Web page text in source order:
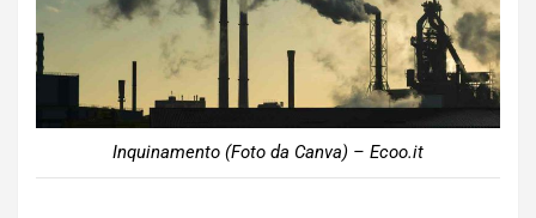
Inquinamento (Foto da Canva) – Ecoo.it